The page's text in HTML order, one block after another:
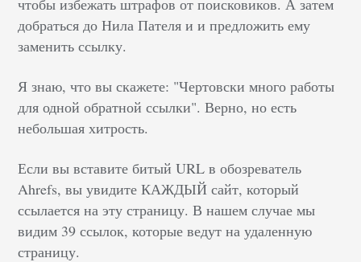
добраться до Нила Пателя и и предложить ему
заменить ссылку.
Я знаю, что вы скажете: "Чертовски много работы
для одной обратной ссылки". Верно, но есть
небольшая хитрость.
Если вы вставите битый URL в обозреватель
Ahrefs, вы увидите КАЖДЫЙ сайт, который
ссылается на эту страницу. В нашем случае мы
видим 39 ссылок, которые ведут на удаленную
страницу.